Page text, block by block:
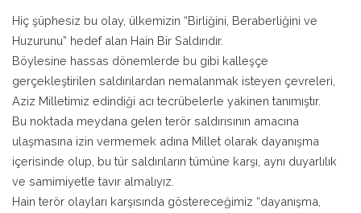
Hiç şüphesiz bu olay, ülkemizin “Birliğini, Beraberliğini ve
Huzurunu” hedef alan Hain Bir Saldırıdır.
Böylesine hassas dönemlerde bu gibi kalleşçe
gerçekleştirilen saldırılardan nemalanmak isteyen çevreleri,
Aziz Milletimiz edindiği acı tecrübelerle yakinen tanımıştır.
Bu noktada meydana gelen terör saldırısının amacına
ulaşmasına izin vermemek adına Millet olarak dayanışma
içerisinde olup, bu tür saldırıların tümüne karşı, aynı duyarlılık
ve samimiyetle tavır almalıyız.
Hain terör olayları karşısında göstereceğimiz “dayanışma,